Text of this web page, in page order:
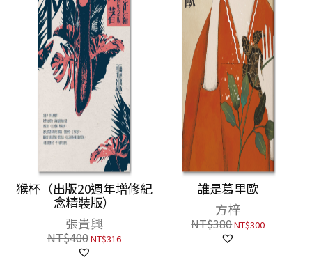
猴杯（出版20週年增修紀
念精裝版）
張貴興
NT$400NT$316
誰是葛里歐
方梓
NT$380NT$300